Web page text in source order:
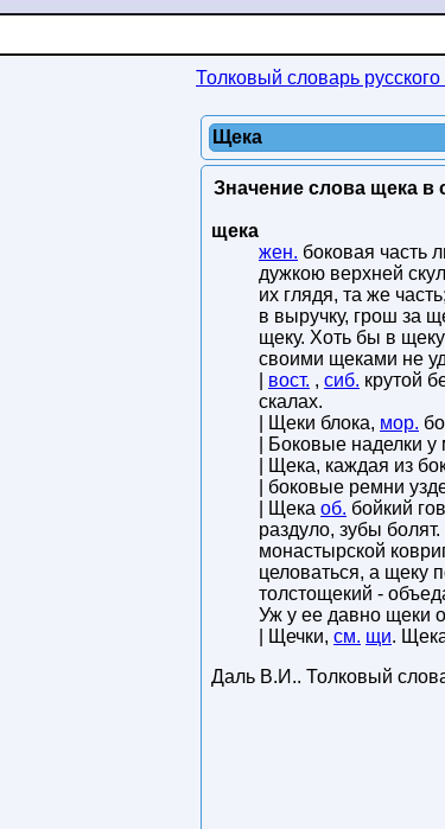
Толковый словарь
Щека
Значение слова щека в
щека
жен. боковая часть
дужкою верхней
их глядя, та же
в выручку, грош за
щеку. Хоть бы в
своими щеками не
вост. , сиб. крутой
скалах.
| Щеки блока, мор.
| Боковые наделки
| Щека, каждая из
| боковые ремни
| Щека об. бойкий
раздуло, зубы
монастырской
целоваться, а щеку
толстощекий -
Уж у ее давно щеки
| Щечки, см. щи.
Даль В.И.. Толковый